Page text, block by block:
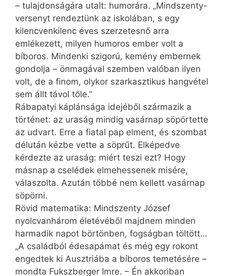
– tulajdonságára utalt: humorára. „Mindszenty-
versenyt rendeztünk az iskolában, s egy
kilencvenkilenc éves szerzetesnő arra
emlékezett, milyen humoros ember volt a
bíboros. Mindenki szigorú, kemény embernek
gondolja – önmagával szemben valóban ilyen
volt, de a finom, olykor szarkasztikus hangvétel
sem állt távol tőle.”
Rábapatyi káplánsága idejéből származik a
történet: az uraság mindig vasárnap söpörtette
az udvart. Erre a fiatal pap elment, és szombat
délután kézbe vette a söprűt. Elképedve
kérdezte az uraság: miért teszi ezt? Hogy
másnap a cselédek elmehessenek misére,
válaszolta. Azután többé nem kellett vasárnap
söpörni.
Rövid matematika: Mindszenty József
nyolcvanhárom életévéből majdnem minden
harmadik napot börtönben, fogságban töltött…
„A családból édesapámat és még egy rokont
engedtek ki Ausztriába a bíboros temetésére –
mondta Fukszberger Imre. – Én akkoriban